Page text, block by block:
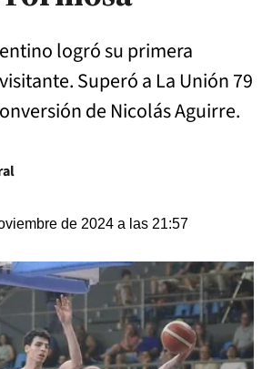
logró su primera
Superó a La Unión 79
de Nicolás Aguirre.
de 2024 a las 21:57